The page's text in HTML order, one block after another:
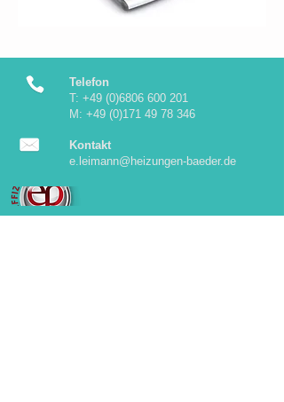
Telefon
T: +49 (0)6806 600 201
M: +49 (0)171 49 78 346
Kontakt
e.leimann@heizungen-baeder.de